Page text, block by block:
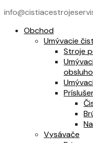
Obchod
Umývacie
Stroje
Vysávače